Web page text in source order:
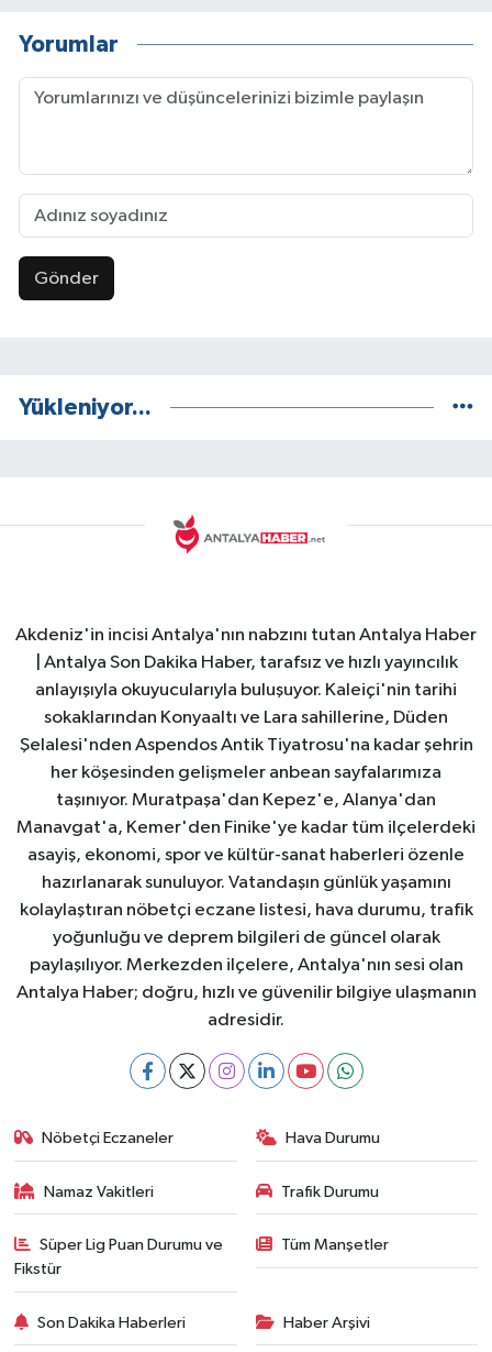
Yorumlar
Gönder
Yükleniyor...
Akdeniz'in incisi Antalya'nın nabzını tutan Antalya Haber
| Antalya Son Dakika Haber, tarafsız ve hızlı yayıncılık
anlayışıyla okuyucularıyla buluşuyor. Kaleiçi'nin tarihi
sokaklarından Konyaaltı ve Lara sahillerine, Düden
Şelalesi'nden Aspendos Antik Tiyatrosu'na kadar şehrin
her köşesinden gelişmeler anbean sayfalarımıza
taşınıyor. Muratpaşa'dan Kepez'e, Alanya'dan
Manavgat'a, Kemer'den Finike'ye kadar tüm ilçelerdeki
asayiş, ekonomi, spor ve kültür-sanat haberleri özenle
hazırlanarak sunuluyor. Vatandaşın günlük yaşamını
kolaylaştıran nöbetçi eczane listesi, hava durumu, trafik
yoğunluğu ve deprem bilgileri de güncel olarak
paylaşılıyor. Merkezden ilçelere, Antalya'nın sesi olan
Antalya Haber; doğru, hızlı ve güvenilir bilgiye ulaşmanın
adresidir.
Nöbetçi Eczaneler Hava Durumu
Namaz Vakitleri Trafik Durumu
Süper Lig Puan Durumu ve
Fikstür
Tüm Manşetler
Son Dakika Haberleri Haber Arşivi